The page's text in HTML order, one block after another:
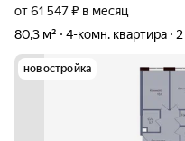
от 61 547 ₽ в месяц
80,3 м²
4-комн. квартира 2
новостройка